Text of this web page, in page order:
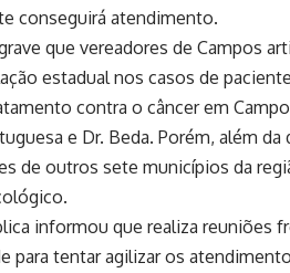
conseguirá atendimento.
que vereadores de Campos
estadual nos casos de
contra o câncer em
e Dr. Beda. Porém, além
de outros sete municípios da
informou que realiza reuniões
para tentar agilizar os